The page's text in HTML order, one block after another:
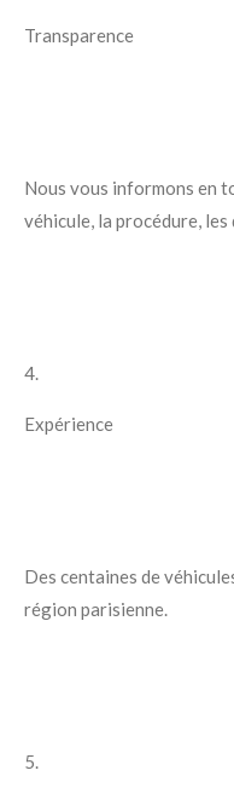
Transparence
Nous vous informons en
véhicule, la procédure, les
4.
Expérience
Des centaines de
région parisienne.
5.